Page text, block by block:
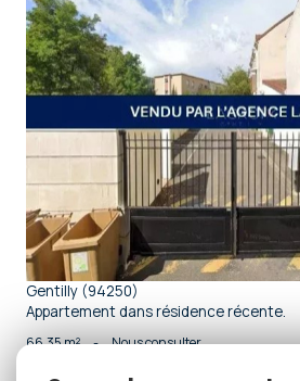
voir le bien
Gentilly (94250)
Appartement dans résidence récente.
66,35 m² - Nous consulter